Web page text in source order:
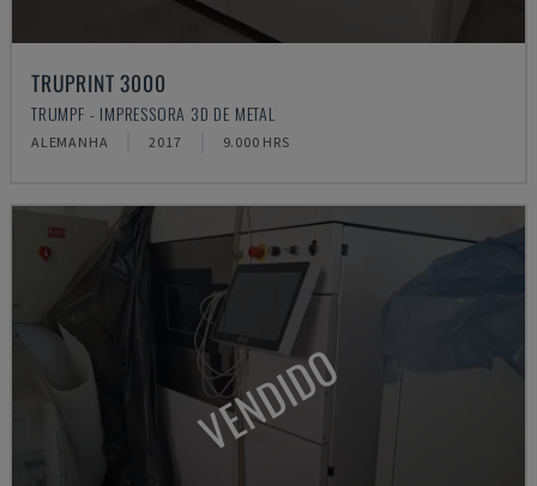
TRUPRINT 3000
TRUMPF - IMPRESSORA 3D DE METAL
ALEMANHA 2017 9.000 HRS
VENDIDO